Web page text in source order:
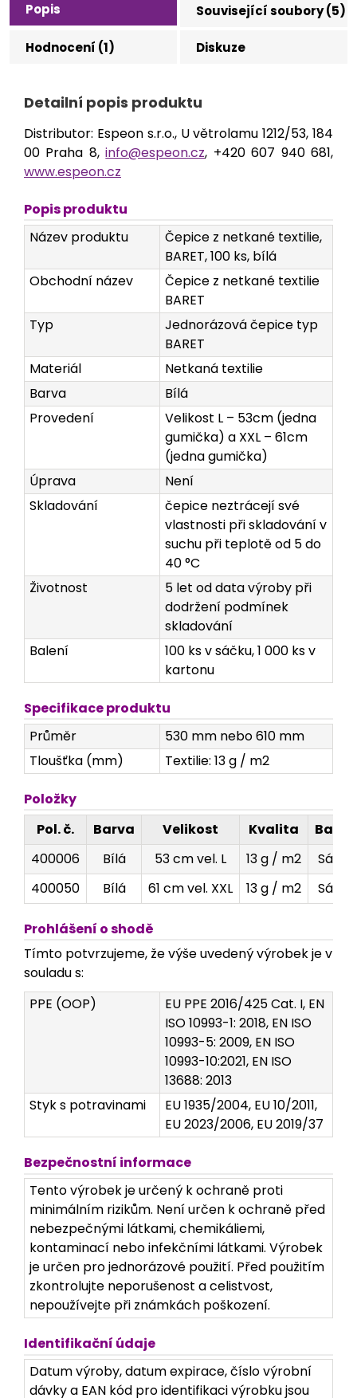
Popis Související soubory (5)
Hodnocení (1) Diskuze
Detailní popis produktu
Distributor: Espeon s.r.o., U větrolamu 1212/53, 184
00 Praha 8,info@espeon.cz, +420 607 940 681,
www.espeon.cz
Popis produktu
Název produktu
Čepice z netkané textilie,
BARET, 100 ks, bílá
Obchodní název
Čepice z netkané textilie
BARET
Typ
Jednorázová čepice typ
BARET
Materiál
Netkaná textilie
Barva
Bílá
Provedení
Velikost L – 53cm (jedna
gumička) a XXL – 61cm
(jedna gumička)
Úprava
Není
Skladování
čepice neztrácejí své
vlastnosti při skladování v
suchu při teplotě od 5 do
40 °C
Životnost
5 let od data výroby při
dodržení podmínek
skladování
Balení
100 ks v sáčku, 1 000 ks v
kartonu
Specifikace produktu
Průměr
530 mm nebo 610 mm
Tloušťka (mm)
Textilie: 13 g / m2
Položky
Pol. č.
Barva Velikost Kvalita
400006
Bílá 53 cm vel. L 13 g / m2
Sáček
400050
Bílá 61 cm vel. XXL 13 g / m2 Sáček
Prohlášení o shodě
Tímto potvrzujeme, že výše uvedený výrobek je v
souladu s:
PPE (OOP)
EU PPE 2016/425 Cat. I, EN
ISO 10993-1: 2018, EN ISO
10993-5: 2009, EN ISO
10993-10:2021, EN ISO
13688: 2013
Styk s potravinami
EU 1935/2004, EU 10/2011,
EU 2023/2006, EU 2019/37
Bezpečnostní informace
Tento výrobek je určený k ochraně proti
minimálním rizikům. Není určen k ochraně před
nebezpečnými látkami, chemikáliemi,
kontaminací nebo infekčními látkami. Výrobek
je určen pro jednorázové použití. Před použitím
zkontrolujte neporušenost a celistvost,
nepoužívejte při známkách poškození.
Identifikační údaje
Datum výroby, datum expirace, číslo výrobní
dávky a EAN kód pro identifikaci výrobku jsou